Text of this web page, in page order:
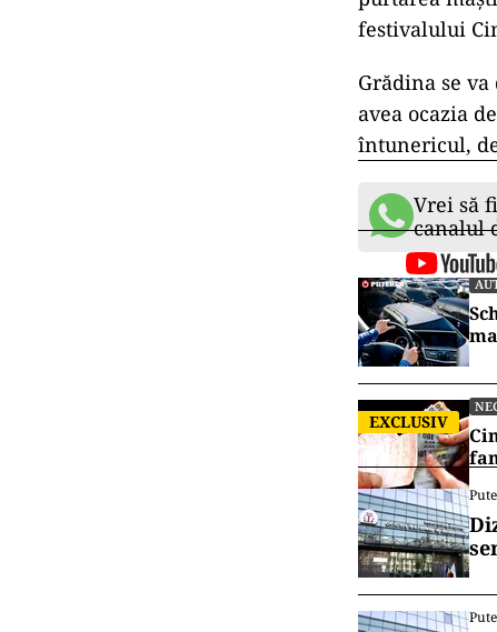
festivalului
Grădina se
avea ocazia
întunericul,
Vrei să
canalul
EXCLUSIV